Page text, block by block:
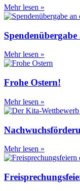
Mehr lesen »
Mehr lesen »
Frohe Ostern!
Mehr lesen »
Mehr lesen »